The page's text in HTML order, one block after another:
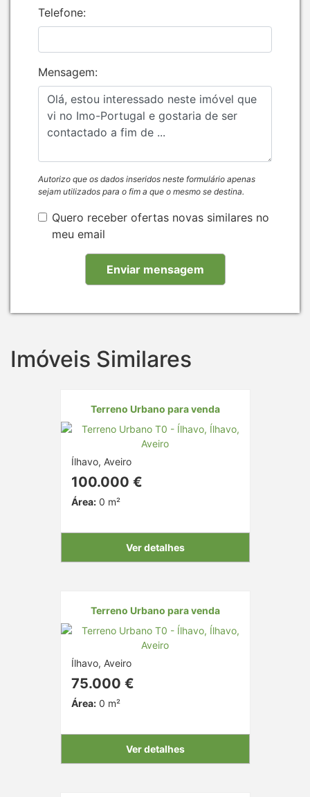
Telefone:
Mensagem:
Autorizo que os dados inseridos neste formulário apenas
sejam utilizados para o fim a que o mesmo se destina.
Quero receber ofertas novas similares no
meu email
Imóveis Similares
Terreno Urbano para venda
Ílhavo, Aveiro
100.000 €
Área:0 m²
Ver detalhes
Terreno Urbano para venda
Ílhavo, Aveiro
75.000 €
Área:0 m²
Ver detalhes